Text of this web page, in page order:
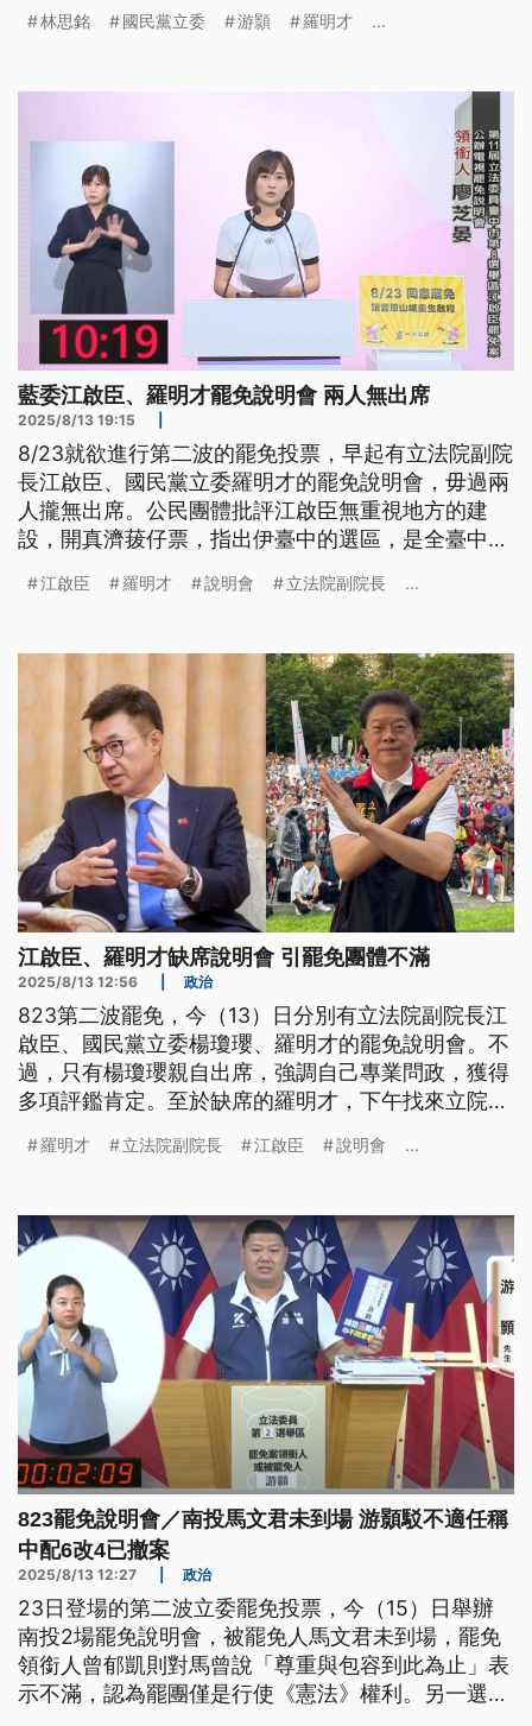
此林思銘表示都是抹黑。
林思銘 國民黨立委 游顥 羅明才 ...
藍委江啟臣、羅明才罷免說明會 兩人無出席
2025/8/13 19:15
8/23就欲進行第二波的罷免投票，早起有立法院副院
長江啟臣、國民黨立委羅明才的罷免說明會，毋過兩
人攏無出席。公民團體批評江啟臣無重視地方的建
設，開真濟菝仔票，指出伊臺中的選區，是全臺中唯
江啟臣 羅明才 說明會 立法院副院長 ...
江啟臣、羅明才缺席說明會 引罷免團體不滿
2025/8/13 12:56 政治
823第二波罷免，今（13）日分別有立法院副院長江
啟臣、國民黨立委楊瓊瓔、羅明才的罷免說明會。不
過，只有楊瓊瓔親自出席，強調自己專業問政，獲得
多項評鑑肯定。至於缺席的羅明才，下午找來立院同
眾支持。
羅明才 立法院副院長 江啟臣 說明會 ...
823罷免說明會／南投馬文君未到場 游顥駁不適任稱
中配6改4已撤案
2025/8/13 12:27 政治
23日登場的第二波立委罷免投票，今（15）日舉辦
南投2場罷免說明會，被罷免人馬文君未到場，罷免
領銜人曾郁凱則對馬曾說「尊重與包容到此為止」表
示不滿，認為罷團僅是行使《憲法》權利。另一選區